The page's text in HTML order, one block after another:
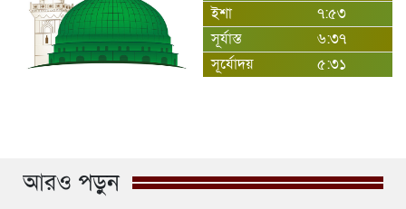
ইশা
৭:৫৩
সূর্যাস্ত
৬:৩৭
সূর্যোদয়
৫:৩১
আরও পড়ুন